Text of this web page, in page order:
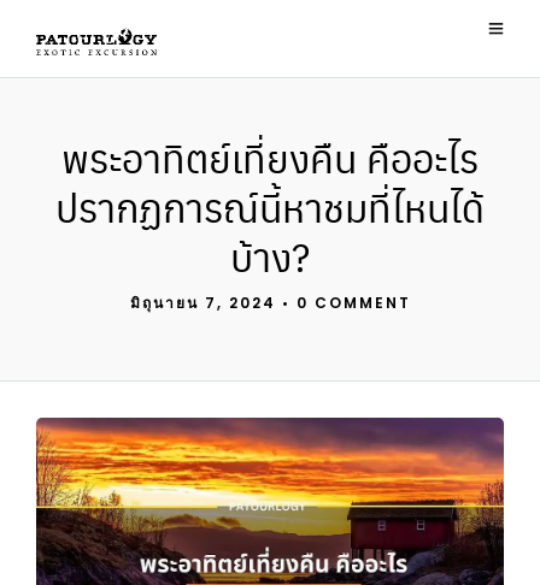
พระอาทิตย์เที่ยงคืน คืออะไร
ปรากฏการณ์นี้หาชมที่ไหนได้
บ้าง?
มิถุนายน 7, 2024 • 0 COMMENT